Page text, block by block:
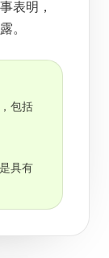
表明，
。
包括
具有